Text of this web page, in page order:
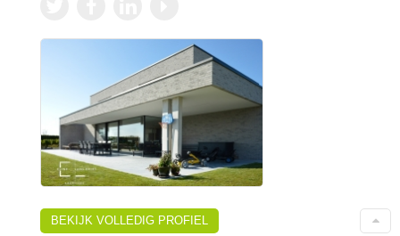
BEKIJK VOLLEDIG PROFIEL